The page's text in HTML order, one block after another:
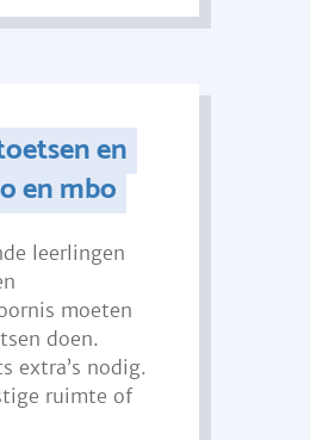
en
en mbo
leerlingen
moeten
doen.
extra’s nodig.
ruimte of